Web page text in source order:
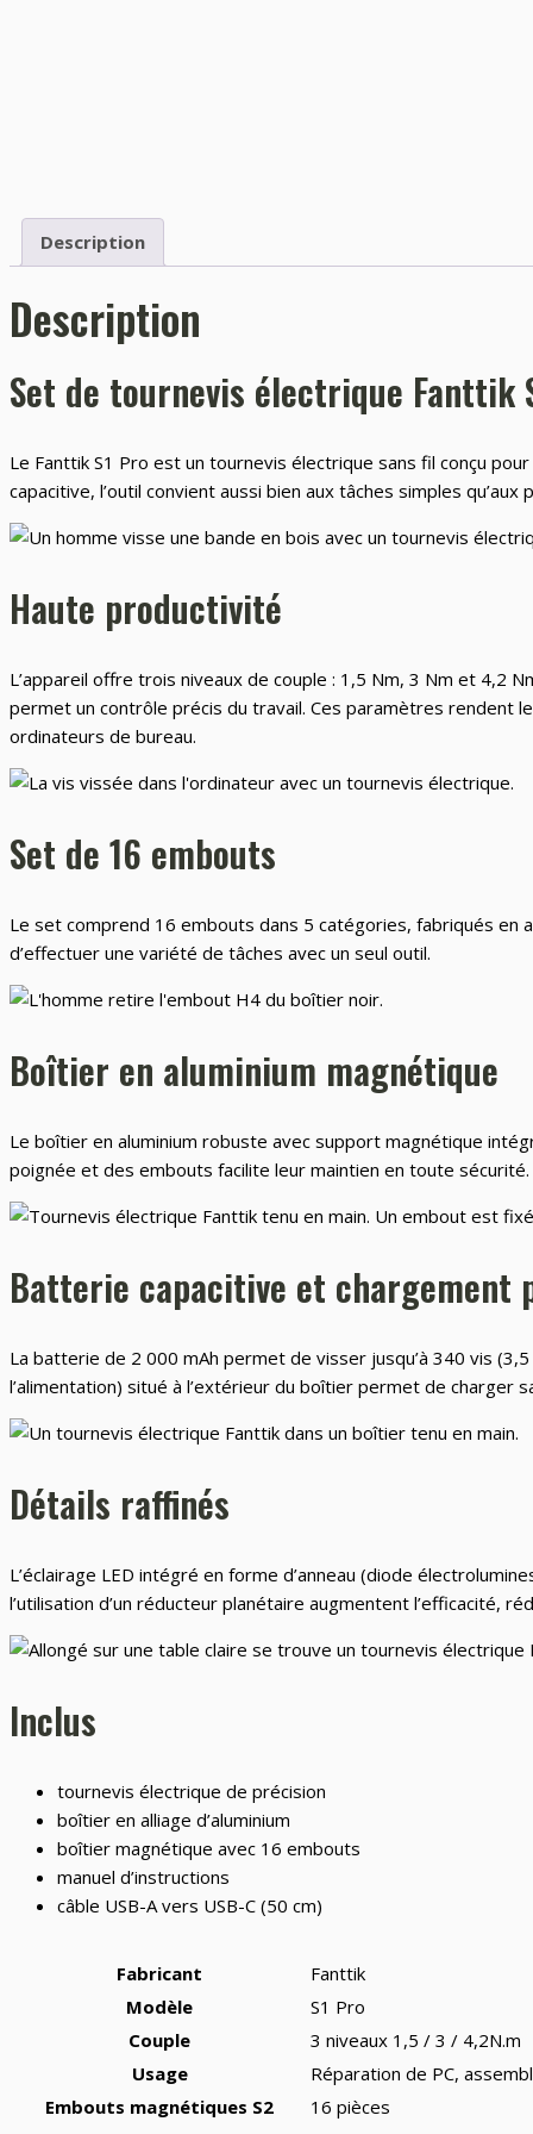
Description
Description
Set de tournevis électrique Fanttik
Le Fanttik S1 Pro est un tournevis électrique sans fil conçu
capacitive, l’outil convient aussi bien aux tâches simples
Haute productivité
L’appareil offre trois niveaux de couple : 1,5 Nm, 3 Nm et 4,2
permet un contrôle précis du travail. Ces paramètres rendent
ordinateurs de bureau.
Set de 16 embouts
Le set comprend 16 embouts dans 5 catégories, fabriqués en
d’effectuer une variété de tâches avec un seul outil.
Boîtier en aluminium magnétique
Le boîtier en aluminium robuste avec support magnétique
poignée et des embouts facilite leur maintien en toute sécurité.
Batterie capacitive et chargement
La batterie de 2 000 mAh permet de visser jusqu’à 340 vis
l’alimentation) situé à l’extérieur du boîtier permet de charger
Détails raffinés
L’éclairage LED intégré en forme d’anneau (diode
l’utilisation d’un réducteur planétaire augmentent l’efficacité,
Inclus
tournevis électrique de précision
boîtier en alliage d’aluminium
boîtier magnétique avec 16 embouts
manuel d’instructions
câble USB-A vers USB-C (50 cm)
Fabricant
Fanttik
Modèle
S1 Pro
Couple
3 niveaux 1,5 / 3 / 4,2N.m
Usage
Réparation de PC,
Embouts magnétiques S2
16 pièces